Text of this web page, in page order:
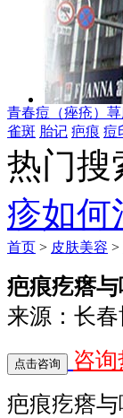
青春痘（痤疮）
雀斑 胎记 疤痕 痘
热门搜
疹如何
首页 > 皮肤美容 >
疤痕疙瘩
来源：长
咨询
疤痕疙瘩